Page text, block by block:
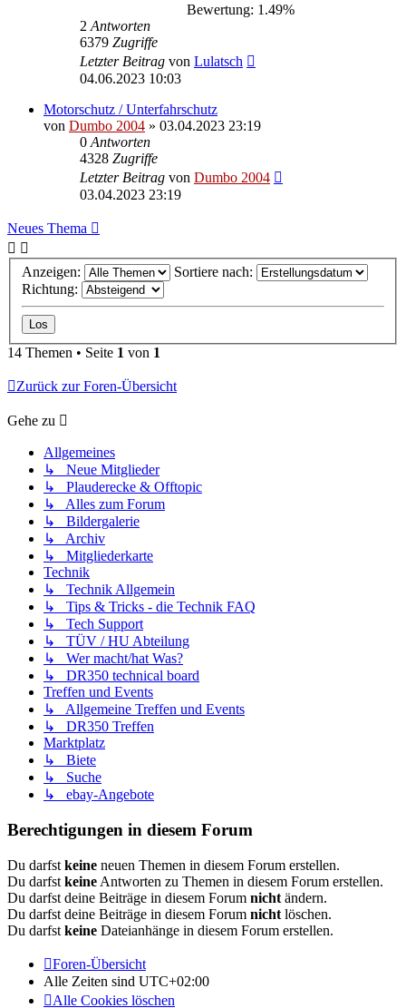
Bewertung: 1.49%
2 Antworten
6379 Zugriffe
Letzter Beitrag von Lulatsch
04.06.2023 10:03
Motorschutz / Unterfahrschutz
von Dumbo 2004 » 03.04.2023 23:19
0 Antworten
4328 Zugriffe
Letzter Beitrag von Dumbo 2004
03.04.2023 23:19
Neues Thema
Anzeigen:
Sortiere nach:
Richtung:
14 Themen • Seite 1 von 1
Zurück zur Foren-Übersicht
Gehe zu
Allgemeines
↳ Neue Mitglieder
↳ Plauderecke & Offtopic
↳ Alles zum Forum
↳ Bildergalerie
↳ Archiv
↳ Mitgliederkarte
Technik
↳ Technik Allgemein
↳ Tips & Tricks - die Technik FAQ
↳ Tech Support
↳ TÜV / HU Abteilung
↳ Wer macht/hat Was?
↳ DR350 technical board
Treffen und Events
↳ Allgemeine Treffen und Events
↳ DR350 Treffen
Marktplatz
↳ Biete
↳ Suche
↳ ebay-Angebote
Berechtigungen in diesem Forum
Du darfst keine neuen Themen in diesem Forum erstellen.
Du darfst keine Antworten zu Themen in diesem Forum erstellen.
Du darfst deine Beiträge in diesem Forum nicht ändern.
Du darfst deine Beiträge in diesem Forum nicht löschen.
Du darfst keine Dateianhänge in diesem Forum erstellen.
Foren-Übersicht
Alle Zeiten sind UTC+02:00
Alle Cookies löschen